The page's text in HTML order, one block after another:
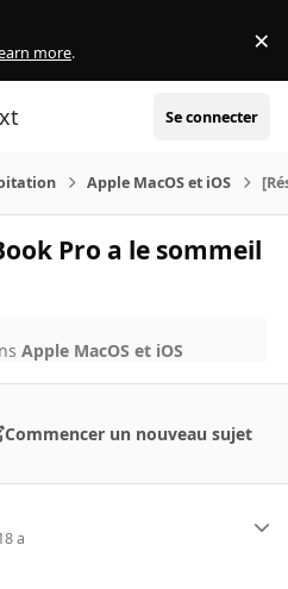
more. ×
Se connecter
Apple MacOS et iOS
Pro a le sommeil
Apple MacOS et iOS
Commencer un nouveau sujet
a